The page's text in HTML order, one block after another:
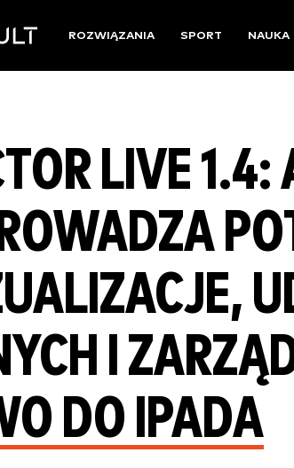
ROZWIĄZANIA SPORT NAUKA
LIVE
I
DO IPADA